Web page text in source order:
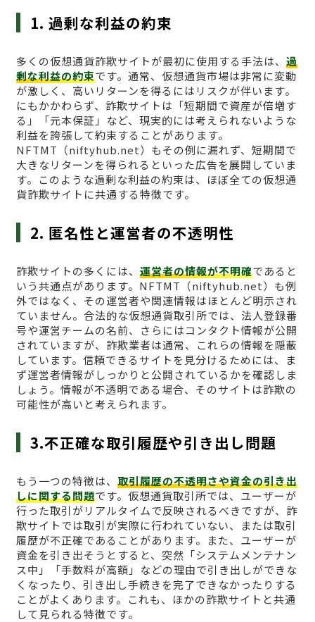
1. 過剰な利益の約束
多くの仮想通貨詐欺サイトが最初に使用する手法は、 過
剰な利益の約束です。通常、仮想通貨市場は非常に変動
が激しく、高いリターンを得るにはリスクが伴います。
にもかかわらず、詐欺サイトは「短期間で資産が倍増す
る」「元本保証」など、現実的には考えられないような
利益を誇張して約束することがあります。
NFTMT（niftyhub.net）もその例に漏れず、短期間で
大きなリターンを得られるといった広告を展開していま
す。このような過剰な利益の約束は、ほぼ全ての仮想通
貨詐欺サイトに共通する特徴です。
2. 匿名性と運営者の不透明性
詐欺サイトの多くには、 運営者の情報が不明確であると
いう共通点があります。NFTMT（niftyhub.net）も例
外ではなく、その運営者や関連情報はほとんど明示され
ていません。合法的な仮想通貨取引所では、法人登録番
号や運営チームの名前、さらにはコンタクト情報が公開
されていますが、詐欺業者は通常、これらの情報を隠蔽
しています。信頼できるサイトを見分けるためには、ま
ず運営者情報がしっかりと公開されているかを確認しま
しょう。情報が不透明である場合、そのサイトは詐欺の
可能性が高いと考えられます。
3.不正確な取引履歴や引き出し問題
もう一つの特徴は、 取引履歴の不透明さや資金の引き出
しに関する問題です。仮想通貨取引所では、ユーザーが
行った取引がリアルタイムで反映されるべきですが、詐
欺サイトでは取引が実際に行われていない、または取引
履歴が不正確であることがあります。また、ユーザーが
資金を引き出そうとすると、突然「システムメンテナン
ス中」「手数料が高額」などの理由で引き出しができな
くなったり、引き出し手続きを完了できなかったりする
ことがよくあります。これも、ほかの詐欺サイトと共通
して見られる特徴です。